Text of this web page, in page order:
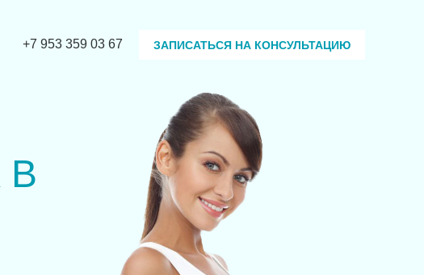
ЗАПИСАТЬСЯ НА КОНСУЛЬТАЦИЮ
+7 953 359 03 67